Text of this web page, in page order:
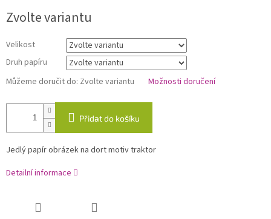
cena:
Zvolte variantu
Velikost
Druh papíru
Můžeme doručit do: Zvolte variantu Možnosti doručení
Přidat do košíku
Jedlý papír obrázek na dort motiv traktor
Detailní informace